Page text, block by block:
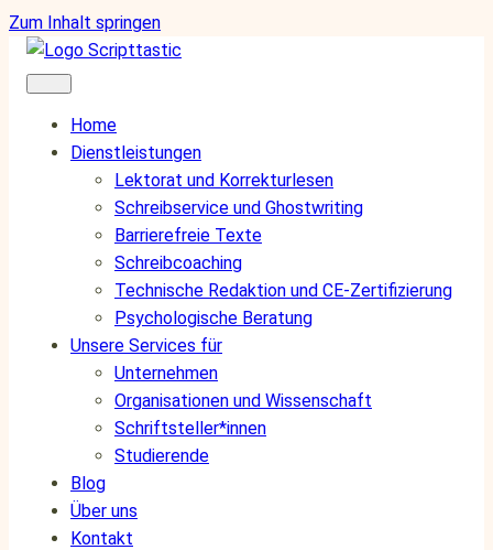
Zum Inhalt springen
Home
Dienstleistungen
Lektorat und Korrekturlesen
Schreibservice und Ghostwriting
Barrierefreie Texte
Schreibcoaching
Technische Redaktion und CE-Zertifizierung
Psychologische Beratung
Unsere Services für
Unternehmen
Organisationen und Wissenschaft
Schriftsteller*innen
Studierende
Blog
Über uns
Kontakt